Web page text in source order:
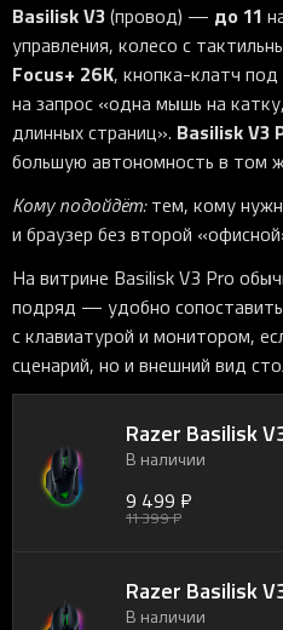
Basilisk V3(провод) — до 11
управления, колесо с
Focus+ 26K, кнопка-клатч
на запрос «одна мышь на
длинных страниц». Basilisk V3
большую автономность в том
Кому подойдёт:тем, кому
и браузер без второй
На витрине Basilisk V3 Pro
подряд — удобно
с клавиатурой и монитором,
сценарий, но и внешний вид
Razer Basilisk
В наличии
9 499 ₽
11 399 ₽
Razer Basilisk
В наличии